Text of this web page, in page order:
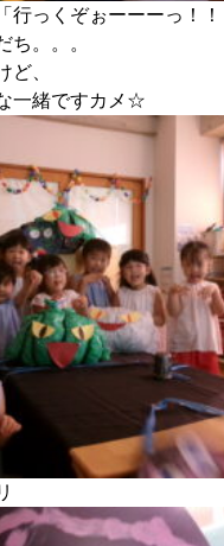
行っくぞぉーーーっ！！
ち。。。
ど、
一緒ですカメ☆